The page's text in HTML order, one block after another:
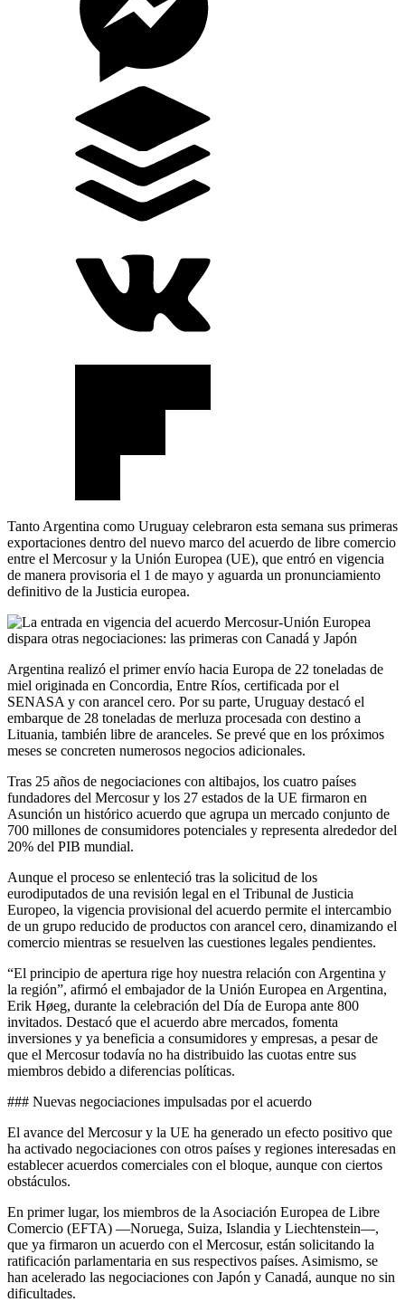
Tanto Argentina como Uruguay celebraron esta semana sus primeras
exportaciones dentro del nuevo marco del acuerdo de libre comercio
entre el Mercosur y la Unión Europea (UE), que entró en vigencia
de manera provisoria el 1 de mayo y aguarda un pronunciamiento
definitivo de la Justicia europea.
Argentina realizó el primer envío hacia Europa de 22 toneladas de
miel originada en Concordia, Entre Ríos, certificada por el
SENASA y con arancel cero. Por su parte, Uruguay destacó el
embarque de 28 toneladas de merluza procesada con destino a
Lituania, también libre de aranceles. Se prevé que en los próximos
meses se concreten numerosos negocios adicionales.
Tras 25 años de negociaciones con altibajos, los cuatro países
fundadores del Mercosur y los 27 estados de la UE firmaron en
Asunción un histórico acuerdo que agrupa un mercado conjunto de
700 millones de consumidores potenciales y representa alrededor del
20% del PIB mundial.
Aunque el proceso se enlenteció tras la solicitud de los
eurodiputados de una revisión legal en el Tribunal de Justicia
Europeo, la vigencia provisional del acuerdo permite el intercambio
de un grupo reducido de productos con arancel cero, dinamizando el
comercio mientras se resuelven las cuestiones legales pendientes.
“El principio de apertura rige hoy nuestra relación con Argentina y
la región”, afirmó el embajador de la Unión Europea en Argentina,
Erik Høeg, durante la celebración del Día de Europa ante 800
invitados. Destacó que el acuerdo abre mercados, fomenta
inversiones y ya beneficia a consumidores y empresas, a pesar de
que el Mercosur todavía no ha distribuido las cuotas entre sus
miembros debido a diferencias políticas.
### Nuevas negociaciones impulsadas por el acuerdo
El avance del Mercosur y la UE ha generado un efecto positivo que
ha activado negociaciones con otros países y regiones interesadas en
establecer acuerdos comerciales con el bloque, aunque con ciertos
obstáculos.
En primer lugar, los miembros de la Asociación Europea de Libre
Comercio (EFTA) —Noruega, Suiza, Islandia y Liechtenstein—,
que ya firmaron un acuerdo con el Mercosur, están solicitando la
ratificación parlamentaria en sus respectivos países. Asimismo, se
han acelerado las negociaciones con Japón y Canadá, aunque no sin
dificultades.